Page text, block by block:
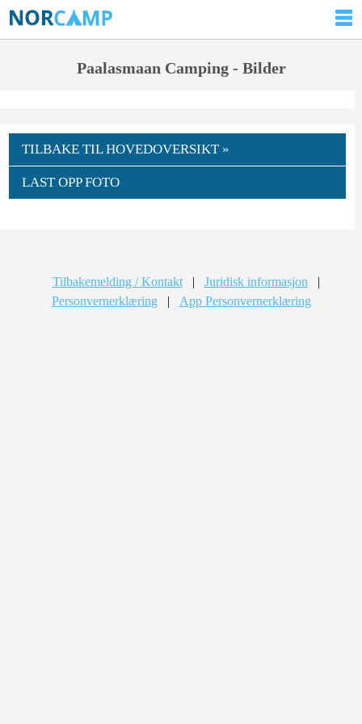
Paalasmaan Camping - Bilder
TILBAKE TIL HOVEDOVERSIKT »
LAST OPP FOTO
Tilbakemelding / Kontakt | Juridisk informasjon
|
Personvernerklæring
| App Personvernerklæring